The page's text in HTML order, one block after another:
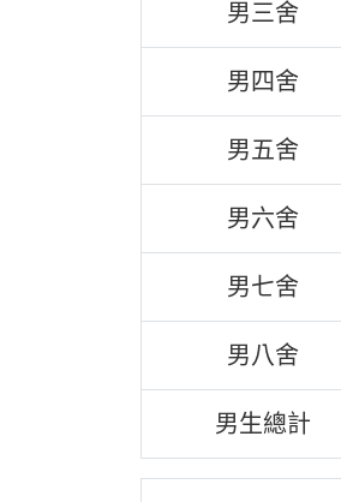
男三舍
男四舍
男五舍
男六舍
男七舍
男八舍
男生總計